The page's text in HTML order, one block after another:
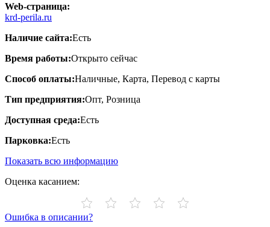
Web-страница:
krd-perila.ru
Наличие сайта:Есть
Время работы:Открыто сейчас
Способ оплаты:Наличные, Карта, Перевод с карты
Тип предприятия:Опт, Розница
Доступная среда:Есть
Парковка:Есть
Показать всю информацию
Оценка касанием:
Ошибка в описании?